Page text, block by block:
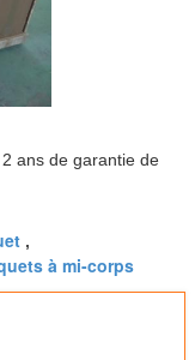
ans de garantie de
,
à mi-corps